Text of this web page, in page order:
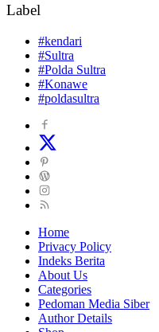
Label
#kendari
#Sultra
#Polda Sultra
#Konawe
#poldasultra
Home
Privacy Policy
Indeks Berita
About Us
Categories
Pedoman Media Siber
Author Details